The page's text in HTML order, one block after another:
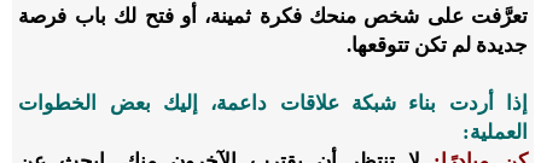
تعرَّفت على شخص منحك فكرة ثمينة، أو فتح لك باب فرصة
جديدة لم تكن تتوقعها.
إذا أردت بناء شبكة علاقات داعمة، إليك بعض الخطوات
العملية: